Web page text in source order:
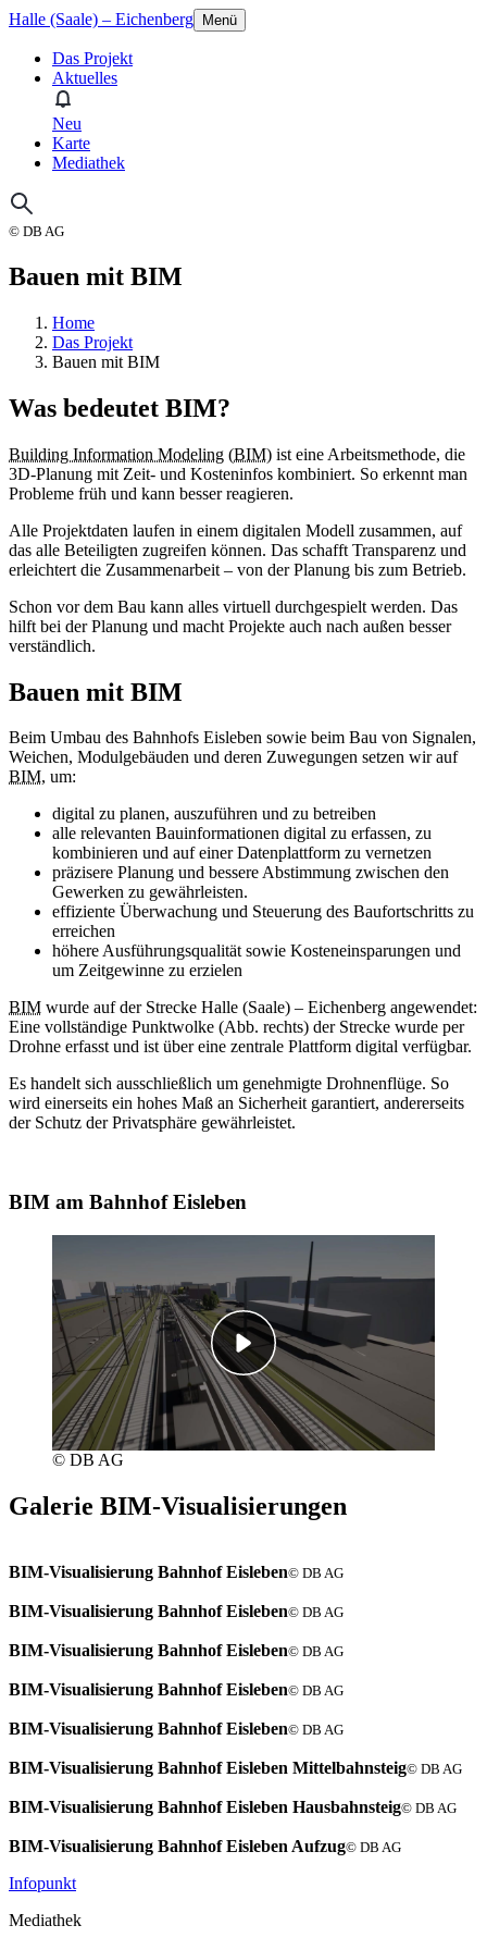
Halle (Saale) – Eichenberg Menü
Das Projekt
Aktuelles
Neu
Karte
Mediathek
© DB AG
Bauen mit BIM
Home
Das Projekt
Bauen mit BIM
Was bedeutet BIM?
Building Information Modeling (BIM) ist eine Arbeitsmethode, die
3D-Planung mit Zeit- und Kosteninfos kombiniert. So erkennt man
Probleme früh und kann besser reagieren.
Alle Projektdaten laufen in einem digitalen Modell zusammen, auf
das alle Beteiligten zugreifen können. Das schafft Transparenz und
erleichtert die Zusammenarbeit – von der Planung bis zum Betrieb.
Schon vor dem Bau kann alles virtuell durchgespielt werden. Das
hilft bei der Planung und macht Projekte auch nach außen besser
verständlich.
Bauen mit BIM
Beim Umbau des Bahnhofs Eisleben sowie beim Bau von Signalen,
Weichen, Modulgebäuden und deren Zuwegungen setzen wir auf
BIM, um:
digital zu planen, auszuführen und zu betreiben
alle relevanten Bauinformationen digital zu erfassen, zu
kombinieren und auf einer Datenplattform zu vernetzen
präzisere Planung und bessere Abstimmung zwischen den
Gewerken zu gewährleisten.
effiziente Überwachung und Steuerung des Baufortschritts zu
erreichen
höhere Ausführungsqualität sowie Kosteneinsparungen und
um Zeitgewinne zu erzielen
BIM wurde auf der Strecke Halle (Saale) – Eichenberg angewendet:
Eine vollständige Punktwolke (Abb. rechts) der Strecke wurde per
Drohne erfasst und ist über eine zentrale Plattform digital verfügbar.
Es handelt sich ausschließlich um genehmigte Drohnenflüge. So
wird einerseits ein hohes Maß an Sicherheit garantiert, andererseits
der Schutz der Privatsphäre gewährleistet.
BIM am Bahnhof Eisleben
© DB AG
Galerie BIM-Visualisierungen
BIM-Visualisierung Bahnhof Eisleben© DB AG
BIM-Visualisierung Bahnhof Eisleben© DB AG
BIM-Visualisierung Bahnhof Eisleben© DB AG
BIM-Visualisierung Bahnhof Eisleben© DB AG
BIM-Visualisierung Bahnhof Eisleben© DB AG
BIM-Visualisierung Bahnhof Eisleben Mittelbahnsteig© DB AG
BIM-Visualisierung Bahnhof Eisleben Hausbahnsteig© DB AG
BIM-Visualisierung Bahnhof Eisleben Aufzug© DB AG
Infopunkt
Mediathek